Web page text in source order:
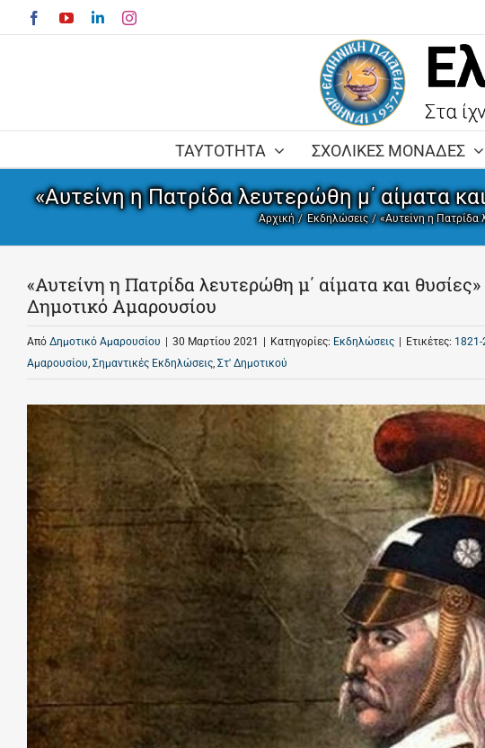
Skip
to
FacebookYouTubeLinkedInInstagram
ΤΑΥΤΟΤΗΤΑ ΣΧΟΛΙΚΕΣ ΜΟΝΑΔΕΣ
«Αυτείνη η Πατρίδα λευτερώθη μ΄ αίματα
Αρχική Εκδηλώσεις «Αυτείνη η Πατρίδα
«Αυτείνη η Πατρίδα λευτερώθη μ΄ αίματα και
Δημοτικό Αμαρουσίου
Από Δημοτικό Αμαρουσίου 30 Μαρτίου 2021 Κατηγορίες: Εκδηλώσεις Ετικέτες: 1821-
Αμαρουσίου, Σημαντικές Εκδηλώσεις, Στ' Δημοτικού